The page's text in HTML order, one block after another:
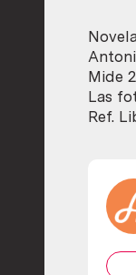
Mide
Las
Ref.